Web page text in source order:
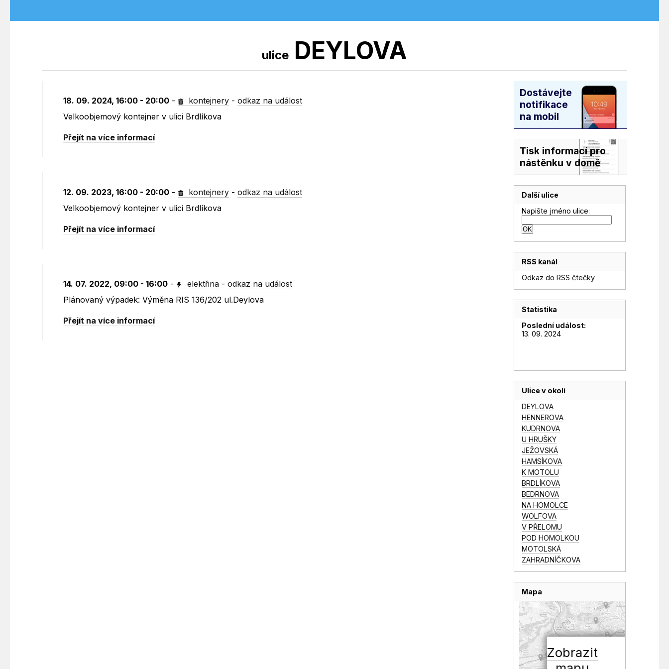
ulice DEYLOVA
18. 09. 2024, 16:00 - 20:00 - kontejnery -odkaz na událost
Velkoobjemový kontejner v ulici Brdlíkova
Přejít na více informací
12. 09. 2023, 16:00 - 20:00 - kontejnery -odkaz na událost
Velkoobjemový kontejner v ulici Brdlíkova
Přejít na více informací
14. 07. 2022, 09:00 - 16:00 - elektřina -odkaz na událost
Plánovaný výpadek: Výměna RIS 136/202 ul.Deylova
Přejít na více informací
Dostávejte
notifikace
na mobil
Tisk informací pro
nástěnku v domě
Další ulice
Napište jméno ulice:
RSS kanál
Odkaz do RSS čtečky
Statistika
Poslední událost:
13. 09. 2024
Ulice v okolí
DEYLOVA
HENNEROVA
KUDRNOVA
U HRUŠKY
JEŽOVSKÁ
HAMSÍKOVA
K MOTOLU
BRDLÍKOVA
BEDRNOVA
NA HOMOLCE
WOLFOVA
V PŘELOMU
POD HOMOLKOU
MOTOLSKÁ
ZAHRADNÍČKOVA
Mapa
Zobrazit